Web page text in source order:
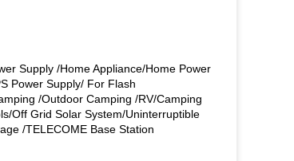
Supply /Home Appliance/Home Power
Power Supply/ For Flash
/Outdoor Camping /RV/Camping
Off Grid Solar System/Uninterruptible
/TELECOME Base Station